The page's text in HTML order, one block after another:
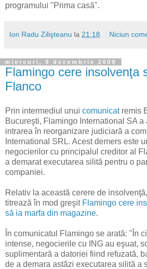
programului "Prima casă".
Ion Radu Zilişteanu la 21:18 Niciun
miercuri, 9 decembrie 2009
Flamingo cere insolvenţa
Flanco
Prin intermediul unui comunicatremis
Bucureşti, Flamingo International SA a
intrarea în reorganizare judiciară a
International SRL. Acest demers este
negocierilor cu principalul creditor al
a demarat executarea silită pentru o
companiei.
Relativ la această cerere de
titrează în mod greşit Flamingo cere
să ia marfa din magazine.
În comunicatul Flamingo se arată: "În
intense, negocierile cu ING au eşuat,
suplimentară a datoriei fiind refuzată,
de a demara astăzi executarea silită a